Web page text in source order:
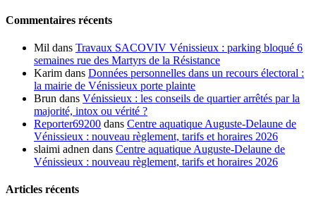
Commentaires récents
Mil dans Travaux SACOVIV Vénissieux : parking bloqué 6
semaines rue des Martyrs de la Résistance
Karim dans Données personnelles dans un recours électoral :
la mairie de Vénissieux porte plainte
Brun dans Vénissieux : les conseils de quartier arrêtés par la
majorité, intox ou vérité ?
Reporter69200 dans Centre aquatique Auguste-Delaune de
Vénissieux : nouveau règlement, tarifs et horaires 2026
slaimi adnen dans Centre aquatique Auguste-Delaune de
Vénissieux : nouveau règlement, tarifs et horaires 2026
Articles récents